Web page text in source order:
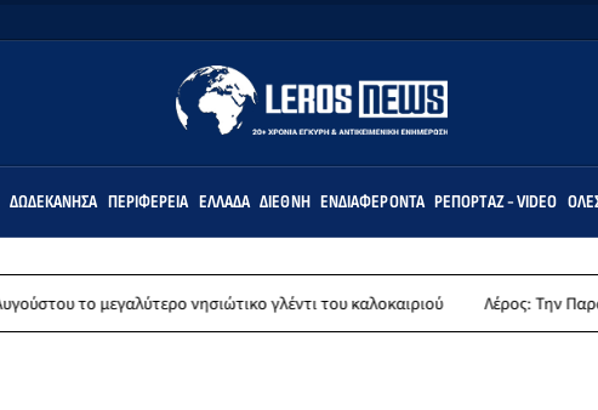
ΔΩΔΕΚΆΝΗΣΑ ΠΕΡΙΦΈΡΕΙΑ ΕΛΛΆΔΑ ΔΙΕΘΝΉ ΕΝΔΙΑΦΈΡΟΝΤΑ ΡΕΠΟΡΤΆΖ - VIDEO
νησιώτικο γλέντι του καλοκαιριού Λέρος: Την Παρασκευή 14